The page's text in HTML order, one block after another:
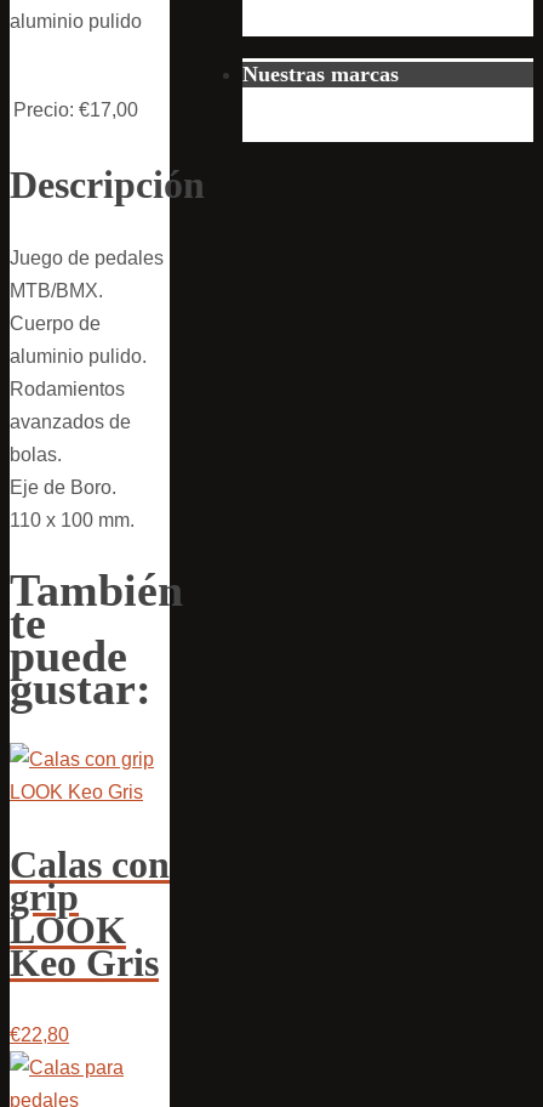
aluminio pulido
Precio: €17,00
Descripción
Juego de pedales
MTB/BMX.
Cuerpo de
aluminio pulido.
Rodamientos
avanzados de
bolas.
Eje de Boro.
110 x 100 mm.
También
te
puede
gustar:
Calas con
grip
LOOK
Keo Gris
€22,80
Nuestras marcas